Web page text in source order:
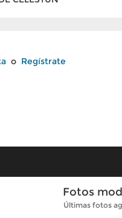
o Regístrate
Fotos
Últimas fotos